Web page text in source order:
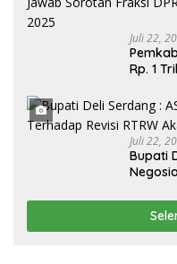
Juli 22,
Rp. 1
Juli 22,
Bupati